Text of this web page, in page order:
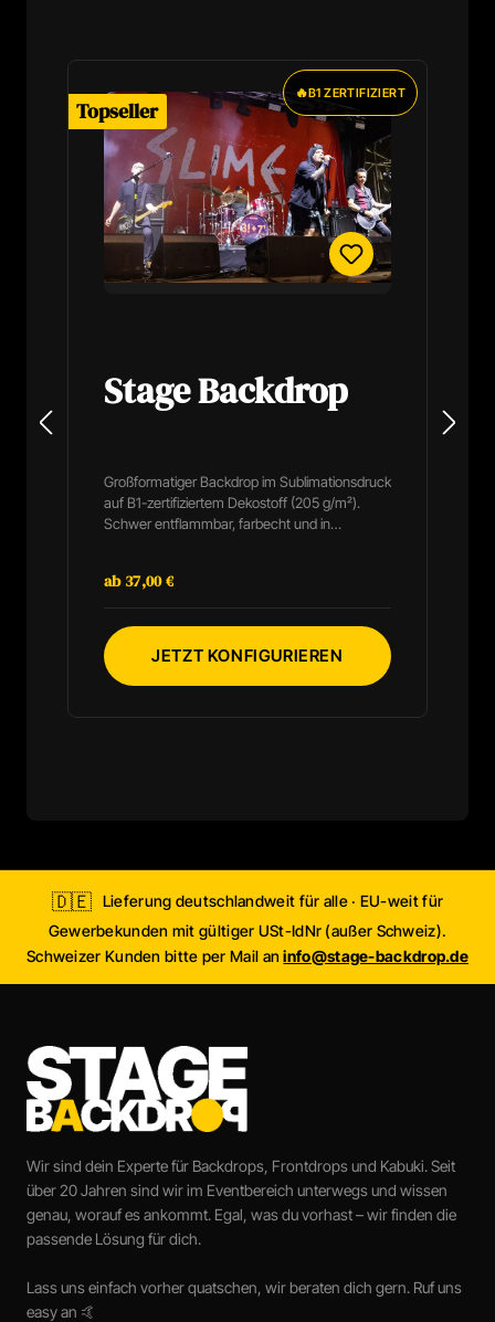
Topseller
🔥B1 ZERTIFIZIERT
Stage Backdrop
Großformatiger Backdrop im Sublimationsdruck
auf B1-zertifiziertem Dekostoff (205 g/m²).
Schwer entflammbar, farbecht und in
Farben ohne störende Reflexionen. Leicht
faltbar für unkomplizierten Transport zwischen
Venues. Formate bis 18×10 m möglich.
ab 37,00 €
JETZT KONFIGURIEREN
🇩🇪 Lieferung deutschlandweit für alle · EU-weit für
Gewerbekunden mit gültiger USt-IdNr (außer Schweiz).
Schweizer Kunden bitte per Mail aninfo@stage-backdrop.de
Wir sind dein Experte für Backdrops, Frontdrops und Kabuki. Seit
über 20 Jahren sind wir im Eventbereich unterwegs und wissen
genau, worauf es ankommt. Egal, was du vorhast – wir finden die
passende Lösung für dich.
Lass uns einfach vorher quatschen, wir beraten dich gern. Ruf uns
easy an 🤙